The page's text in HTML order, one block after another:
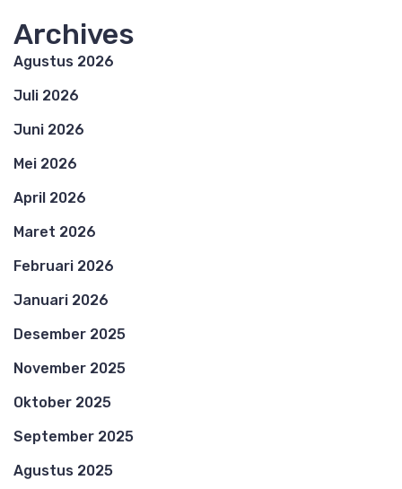
Archives
Agustus 2026
Juli 2026
Juni 2026
Mei 2026
April 2026
Maret 2026
Februari 2026
Januari 2026
Desember 2025
November 2025
Oktober 2025
September 2025
Agustus 2025